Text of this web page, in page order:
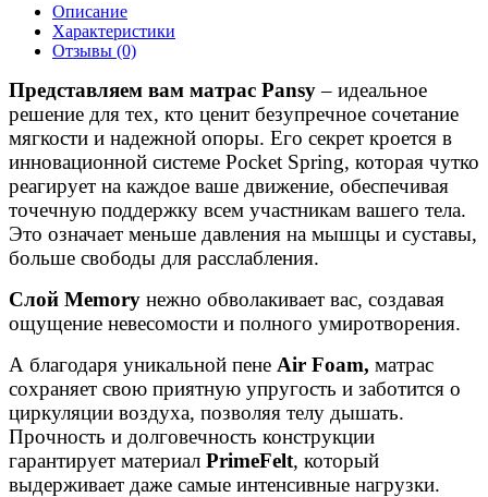
Описание
Характеристики
Отзывы (0)
Представляем вам матрас Pansy– идеальное
решение для тех, кто ценит безупречное сочетание
мягкости и надежной опоры. Его секрет кроется в
инновационной системе Pocket Spring, которая чутко
реагирует на каждое ваше движение, обеспечивая
точечную поддержку всем участникам вашего тела.
Это означает меньше давления на мышцы и суставы,
больше свободы для расслабления.
Слой Memory нежно обволакивает вас, создавая
ощущение невесомости и полного умиротворения.
А благодаря уникальной пене Air Foam, матрас
сохраняет свою приятную упругость и заботится о
циркуляции воздуха, позволяя телу дышать.
Прочность и долговечность конструкции
гарантирует материал PrimeFelt, который
выдерживает даже самые интенсивные нагрузки.